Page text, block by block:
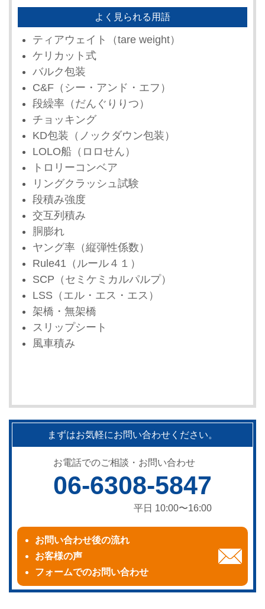
よく見られる用語
ティアウェイト（tare weight）
ケリカット式
バルク包装
C&F（シー・アンド・エフ）
段繰率（だんぐりりつ）
チョッキング
KD包装（ノックダウン包装）
LOLO船（ロロせん）
トロリーコンベア
リングクラッシュ試験
段積み強度
交互列積み
胴膨れ
ヤング率（縦弾性係数）
Rule41（ルール４１）
SCP（セミケミカルパルプ）
LSS（エル・エス・エス）
架橋・無架橋
スリップシート
風車積み
まずはお気軽にお問い合わせください。
お電話でのご相談・お問い合わせ
06-6308-5847
平日 10:00〜16:00
お問い合わせ後の流れ
お客様の声
フォームでのお問い合わせ